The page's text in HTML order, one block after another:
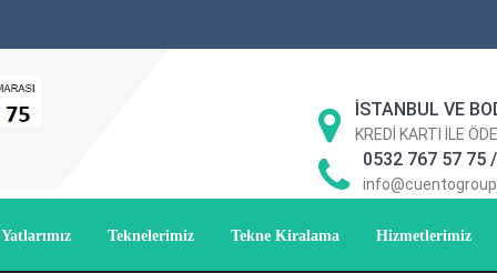
İSTANBUL VE
KREDİ KARTI İLE
0532 767 57 75
Yatlarımız Teknelerimiz Tekne Kiralama Hizmetlerimiz